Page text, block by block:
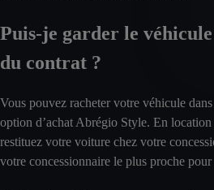
Puis-je garder le
du contrat ?
Vous pouvez racheter votre véhicule
option d’achat Abrégio Style. En
restituez votre voiture chez votre
votre concessionnaire le plus proche